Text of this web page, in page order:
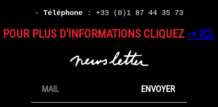
- Téléphone : +33 (0)1 87 44 35 73
POUR PLUS D'INFORMATIONS CLIQUEZ -> ICI.